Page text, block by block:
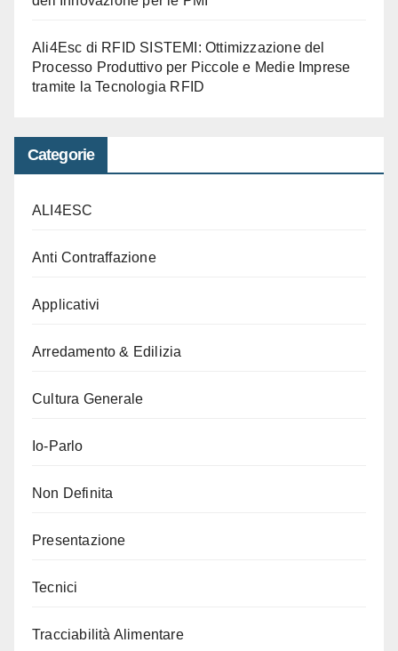
Ali4Esc di RFID SISTEMI: Ottimizzazione del
Processo Produttivo per Piccole e Medie Imprese
tramite la Tecnologia RFID
Categorie
ALI4ESC
Anti Contraffazione
Applicativi
Arredamento & Edilizia
Cultura Generale
Io-Parlo
Non Definita
Presentazione
Tecnici
Tracciabilità Alimentare